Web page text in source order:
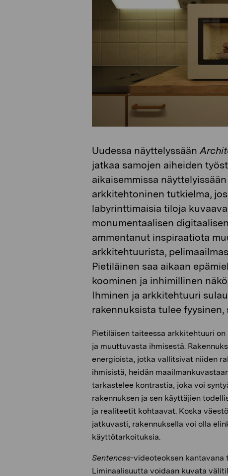
Uudessa näyttelyssään
jatkaa samojen aiheiden
aikaisemmissa
arkkitehtoninen tutkielma,
labyrinttimaisia tiloja
monumentaalisen
ammentanut inspiraatiota
arkkitehtuurista,
Pietiläinen saa aikaan
koominen ja inhimillinen
Ihminen ja arkkitehtuuri
rakennuksista tulee
Pietiläisen taiteessa arkkitehtuuri
ja muuttuvasta ihmisestä.
energioista, jotka vallitsivat niiden
ihmisistä, heidän
tarkastelee kontrastia, joka voi
rakennuksen ja sen käyttäjien
ja realiteetit kohtaavat. Koska
jatkuvasti, rakennuksella voi olla
käyttötarkoituksia.
Sentences-videoteoksen kantavana
Liminaalisuutta voidaan kuvata